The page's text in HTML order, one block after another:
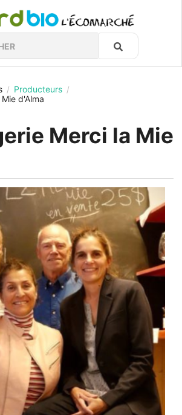
/ Producteurs /
d'Alma
Merci la Mie